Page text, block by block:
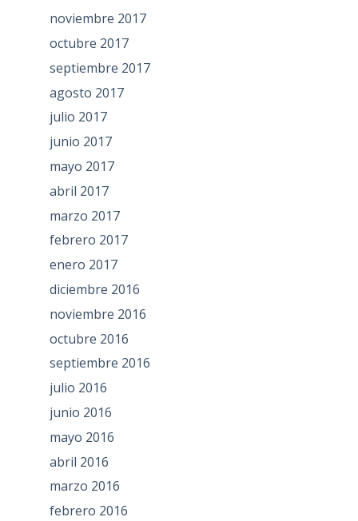
noviembre 2017
octubre 2017
septiembre 2017
agosto 2017
julio 2017
junio 2017
mayo 2017
abril 2017
marzo 2017
febrero 2017
enero 2017
diciembre 2016
noviembre 2016
octubre 2016
septiembre 2016
julio 2016
junio 2016
mayo 2016
abril 2016
marzo 2016
febrero 2016